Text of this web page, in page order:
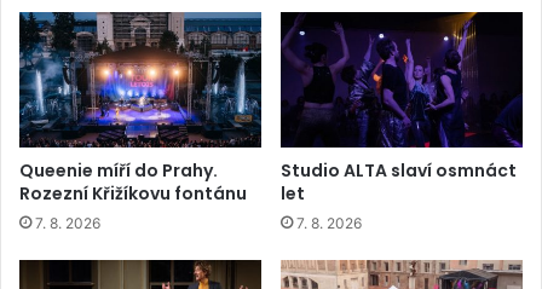
Queenie míří do Prahy.
Rozezní Křižíkovu fontánu
7. 8. 2026
Studio ALTA slaví osmnáct
let
7. 8. 2026